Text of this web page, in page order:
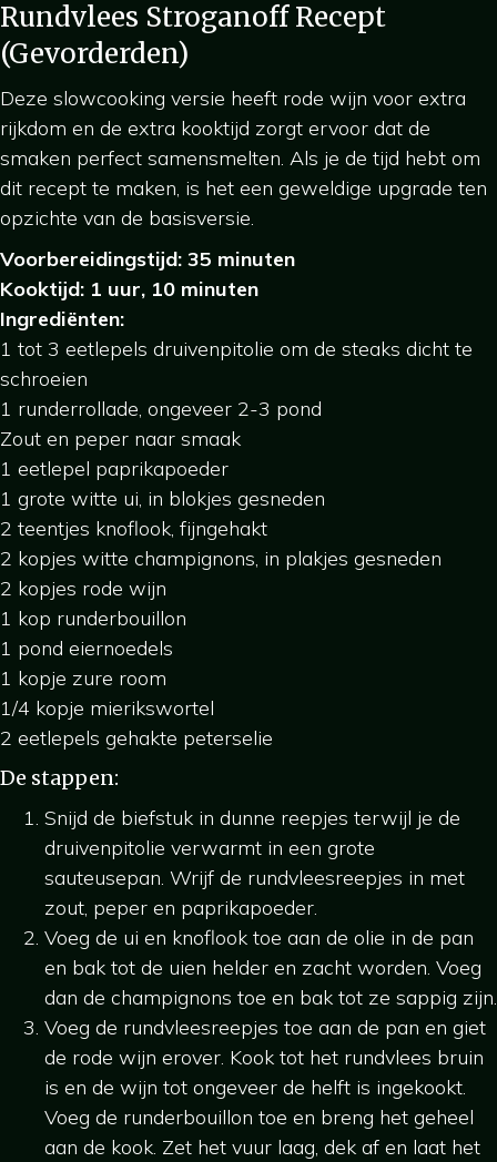
Rundvlees Stroganoff Recept
(Gevorderden)
Deze slowcooking versie heeft rode wijn voor extra
rijkdom en de extra kooktijd zorgt ervoor dat de
smaken perfect samensmelten. Als je de tijd hebt om
dit recept te maken, is het een geweldige upgrade ten
opzichte van de basisversie.
Voorbereidingstijd: 35 minuten
Kooktijd: 1 uur, 10 minuten
Ingrediënten:
1 tot 3 eetlepels druivenpitolie om de steaks dicht te
schroeien
1 runderrollade, ongeveer 2-3 pond
Zout en peper naar smaak
1 eetlepel paprikapoeder
1 grote witte ui, in blokjes gesneden
2 teentjes knoflook, fijngehakt
2 kopjes witte champignons, in plakjes gesneden
2 kopjes rode wijn
1 kop runderbouillon
1 pond eiernoedels
1 kopje zure room
1/4 kopje mierikswortel
2 eetlepels gehakte peterselie
De stappen:
Snijd de biefstuk in dunne reepjes terwijl je de
druivenpitolie verwarmt in een grote
sauteusepan. Wrijf de rundvleesreepjes in met
zout, peper en paprikapoeder.
Voeg de ui en knoflook toe aan de olie in de pan
en bak tot de uien helder en zacht worden. Voeg
dan de champignons toe en bak tot ze sappig zijn.
Voeg de rundvleesreepjes toe aan de pan en giet
de rode wijn erover. Kook tot het rundvlees bruin
is en de wijn tot ongeveer de helft is ingekookt.
Voeg de runderbouillon toe en breng het geheel
aan de kook. Zet het vuur laag, dek af en laat het